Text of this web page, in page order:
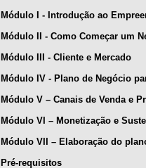
Módulo I - Introdução ao
Módulo II - Como Começar um
Módulo III - Cliente e Mercado
Módulo IV - Plano de Negócio
Módulo V – Canais de Venda e
Módulo VI – Monetização e
Módulo VII – Elaboração do
Pré-requisitos